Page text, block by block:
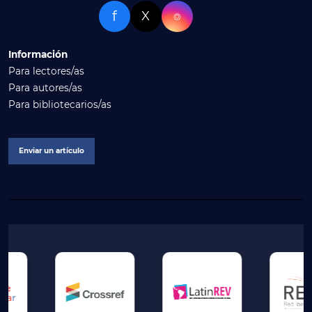
f X ⌾
Información
Para lectores/as
Para autores/as
Para bibliotecarios/as
Enviar un artículo